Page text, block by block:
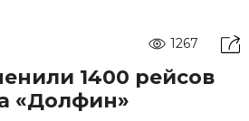
1267
1400 рейсов
«Долфин»